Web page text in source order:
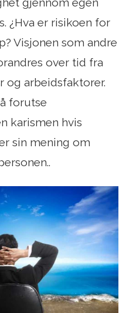
¿Hva er risikoen for
Visjonen som andre
over tid fra
og arbeidsfaktorer.
forutse
karismen hvis
sin mening om